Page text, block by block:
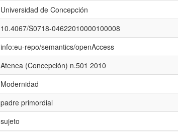
Universidad de Concepción
10.4067/S0718-04622010000100008
info:eu-repo/semantics/openAccess
Atenea (Concepción) n.501 2010
Modernidad
padre primordial
sujeto